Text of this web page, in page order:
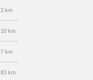
2 km
10 km
7 km
83 km